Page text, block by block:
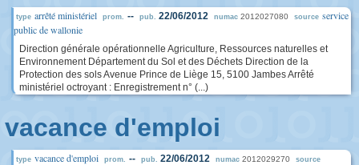
type arrêté ministériel prom. -- pub. 22/06/2012 numac 2012027080 source service
public de wallonie
Direction générale opérationnelle Agriculture, Ressources naturelles et
Environnement Département du Sol et des Déchets Direction de la
Protection des sols Avenue Prince de Liège 15, 5100 Jambes Arrêté
ministériel octroyant : Enregistrement n° (...)
vacance d'emploi
type vacance d'emploi prom. -- pub. 22/06/2012 numac 2012029270 source